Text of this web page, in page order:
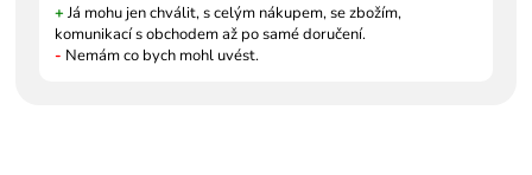
+ Já mohu jen chválit, s celým nákupem, se zbožím,
komunikací s obchodem až po samé doručení.
- Nemám co bych mohl uvést.